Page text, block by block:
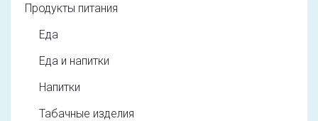
Продукты питания
Еда
Еда и напитки
Напитки
Табачные изделия